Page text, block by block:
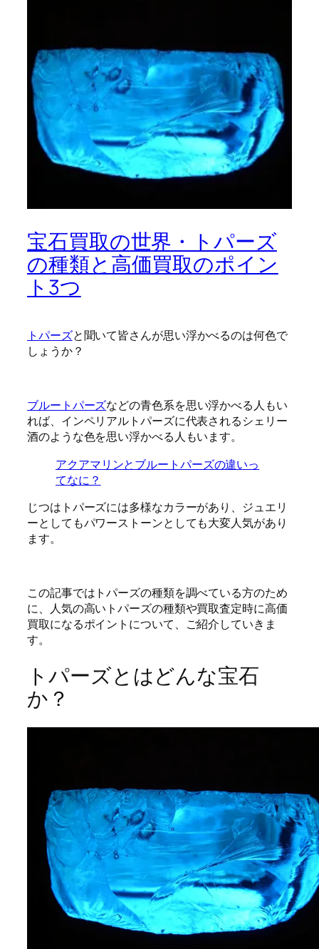
宝石買取の世界・トパーズ
の種類と高価買取のポイン
ト3つ
トパーズと聞いて皆さんが思い浮かべるのは何色で
しょうか？
ブルートパーズなどの青色系を思い浮かべる人もい
れば、インペリアルトパーズに代表されるシェリー
酒のような色を思い浮かべる人もいます。
アクアマリンとブルートパーズの違いっ
てなに？
じつはトパーズには多様なカラーがあり、ジュエリ
ーとしてもパワーストーンとしても大変人気があり
ます。
この記事ではトパーズの種類を調べている方のため
に、人気の高いトパーズの種類や買取査定時に高価
買取になるポイントについて、ご紹介していきま
す。
トパーズとはどんな宝石
か？